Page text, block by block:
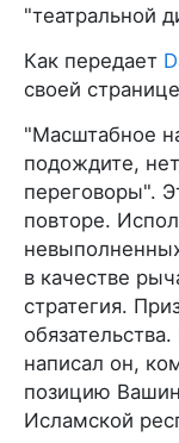
"театральной
Как передает
своей
"Масштабное
подождите,
переговоры".
повторе.
в качестве
стратегия.
написал он,
позицию
Исламской